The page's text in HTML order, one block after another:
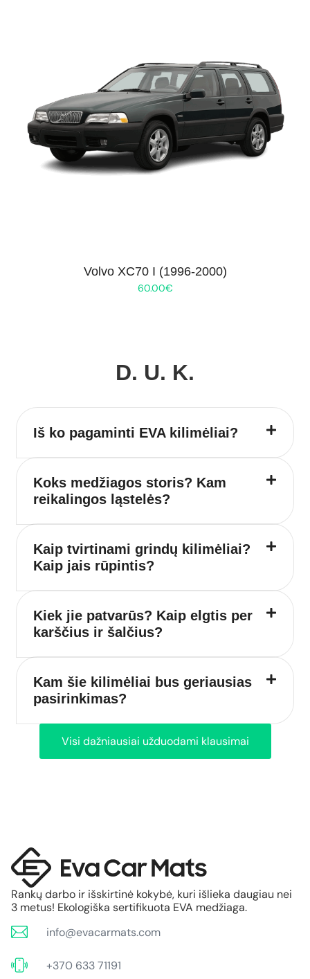
Volvo XC70 I (1996-2000)
60.00€
D. U. K.
Iš ko pagaminti EVA kilimėliai?
Koks medžiagos storis? Kam
reikalingos ląstelės?
Kaip tvirtinami grindų kilimėliai?
Kaip jais rūpintis?
Kiek jie patvarūs? Kaip elgtis per
karščius ir šalčius?
Kam šie kilimėliai bus geriausias
pasirinkimas?
Visi dažniausiai užduodami klausimai
Rankų darbo ir išskirtinė kokybė, kuri išlieka daugiau nei
3 metus! Ekologiška sertifikuota EVA medžiaga.
info@evacarmats.com
+370 633 71191